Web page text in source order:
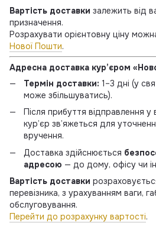
Вартість доставки залежить від
призначення.
Розрахувати орієнтовну ціну
Нової Пошти.
Адресна доставка кур’єром
Термін доставки: 1–3 дні (у
може збільшуватись).
Після прибуття відправлення
кур’єр зв’яжеться для
вручення.
Доставка здійснюється
адресою — до дому, офісу чи
Вартість доставки
перевізника, з урахуванням ваги,
обслуговування.
Перейти до розрахунку вартості.